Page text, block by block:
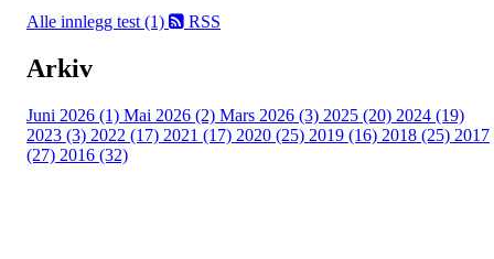
Alle innlegg test (1) RSS
Arkiv
Juni 2026 (1) Mai 2026 (2) Mars 2026 (3) 2025 (20) 2024 (19)
2023 (3) 2022 (17) 2021 (17) 2020 (25) 2019 (16) 2018 (25) 2017
(27) 2016 (32)